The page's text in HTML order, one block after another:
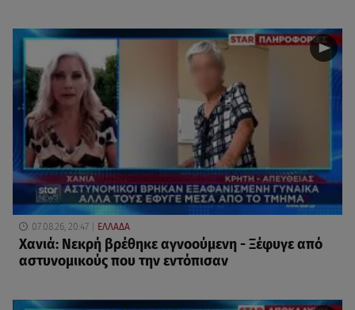
07.08.26, 20:47 ΕΛΛΑΔΑ
Χανιά: Νεκρή βρέθηκε αγνοούμενη - Ξέφυγε από
αστυνομικούς που την εντόπισαν